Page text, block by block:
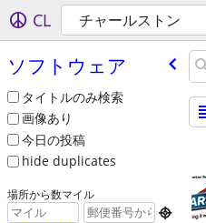
CL チャールストン
ソフトウェア
タイトルのみ検索
画像あり
今日の投稿
hide duplicates
場所から数マイル
